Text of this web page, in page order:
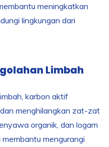
meningkatkan
lingkungan dari
Limbah
karbon aktif
menghilangkan zat-zat
organik, dan logam
mengurangi